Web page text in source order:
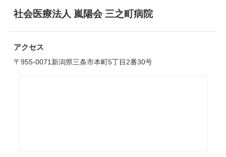
社会医療法人 嵐陽会 三之町病院
アクセス
〒955-0071新潟県三条市本町5丁目2番30号